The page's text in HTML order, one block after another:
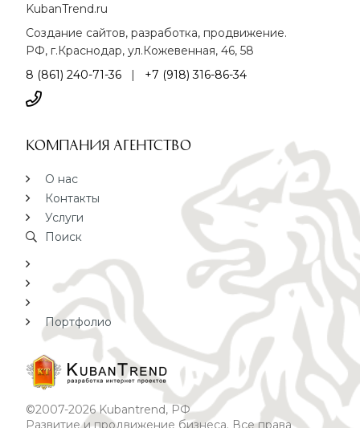
KubanTrend.ru
Создание сайтов, разработка, продвижение.
РФ, г.Краснодар, ул.Кожевенная, 46, 58
8 (861) 240-71-36 | +7 (918) 316-86-34
Компания агентство
О нас
Контакты
Услуги
Поиск
Портфолио
©2007-2026 Kubantrend, РФ
Развитие и продвижение бизнеса. Все права